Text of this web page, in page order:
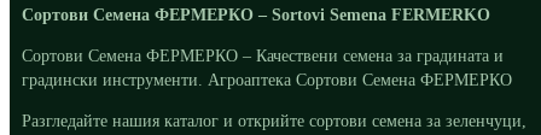
Сортови Семена ФЕРМЕРКО – Sortovi Semena FERMERKO
Сортови Семена ФЕРМЕРКО – Качествени семена за градината и
градински инструменти. Агроаптека Сортови Семена ФЕРМЕРКО
Разгледайте нашия каталог и открийте сортови семена за зеленчуци,